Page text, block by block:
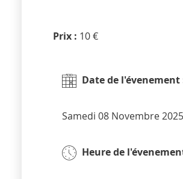
Prix : 10 €
Date de l'évenement
Samedi 08 Novembre 2025
Heure de